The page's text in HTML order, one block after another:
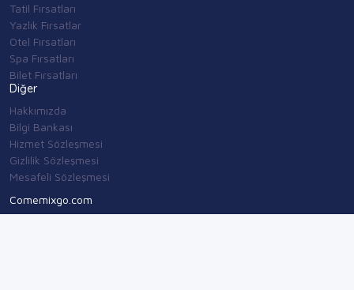
Tatil Fırsatları
Yazlık Fırsatlar
Otel Fırsatları
Spa Fırsatları
Bilet Fırsatları
Diğer
Hakkımızda
Bilgi Bankası
Hizmet Sözleşmesi
Gizlilik Sözleşmesi
Mesafeli Sözleşmesi
Comemixgo.com